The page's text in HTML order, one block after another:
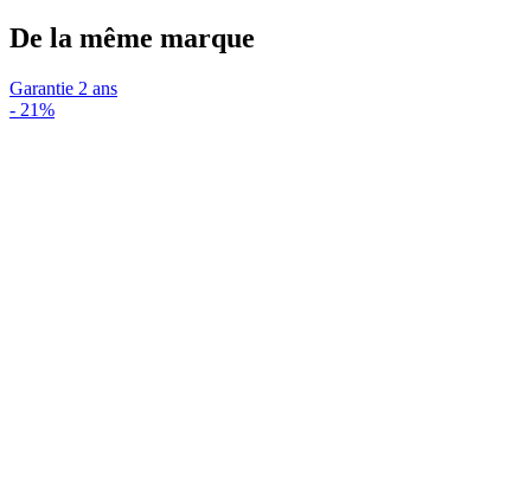
De la même marque
Garantie 2 ans
- 21%